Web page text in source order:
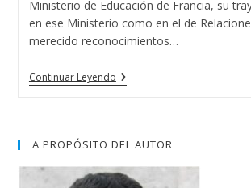
Ministerio de Educación de Francia, su
en ese Ministerio como en el de
merecido reconocimientos…
Continuar Leyendo«El
País
Destacados
Europa»
A PROPÓSITO DEL AUTOR